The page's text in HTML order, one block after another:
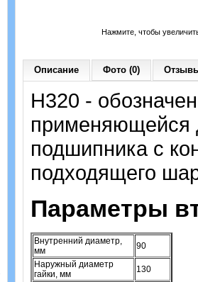
Нажмите, чтобы
Описание Фото (0)
H320 -
применяющейся
подшипника с
подходящего
Параметры
Внутренний диаметр,
мм
90
Наружный диаметр
гайки, мм
130